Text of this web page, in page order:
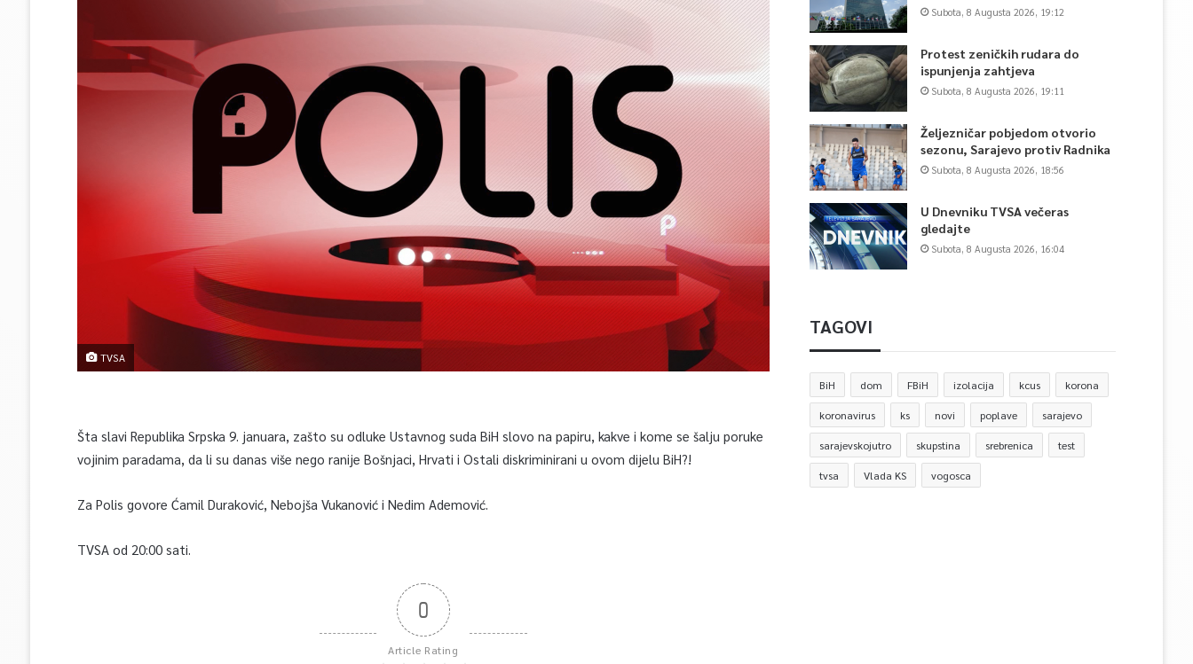
TVSA
Šta slavi Republika Srpska 9. januara, zašto su odluke Ustavnog suda BiH slovo na papiru, kakve i kome se šalju poruke
vojinim paradama, da li su danas više nego ranije Bošnjaci, Hrvati i Ostali diskriminirani u ovom dijelu BiH?!
Za Polis govore Ćamil Duraković, Nebojša Vukanović i Nedim Ademović.
TVSA od 20:00 sati.
0
Article Rating
Subota, 8 Augusta 2026, 19:12
Protest zeničkih rudara do
ispunjenja zahtjeva
Subota, 8 Augusta 2026, 19:11
Željezničar pobjedom otvorio
sezonu, Sarajevo protiv Radnika
Subota, 8 Augusta 2026, 18:56
U Dnevniku TVSA večeras
gledajte
Subota, 8 Augusta 2026, 16:04
TAGOVI
BiH dom FBiH izolacija kcus korona
koronavirus ks novi poplave sarajevo
sarajevskojutro skupstina srebrenica test
tvsa Vlada KS vogosca